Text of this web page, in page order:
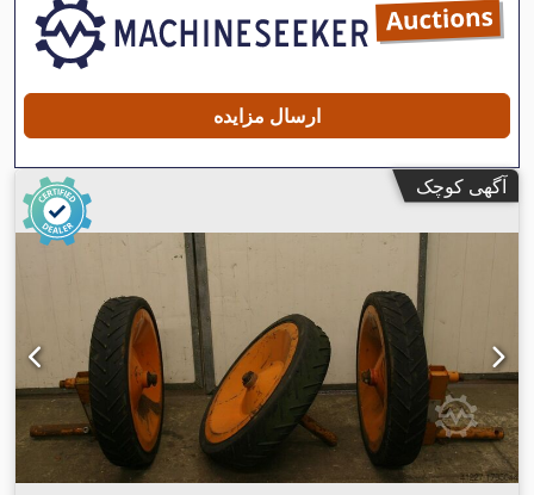
ارسال مزایده
آگهی کوچک